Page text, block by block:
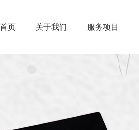
页 关于我们 服务项目